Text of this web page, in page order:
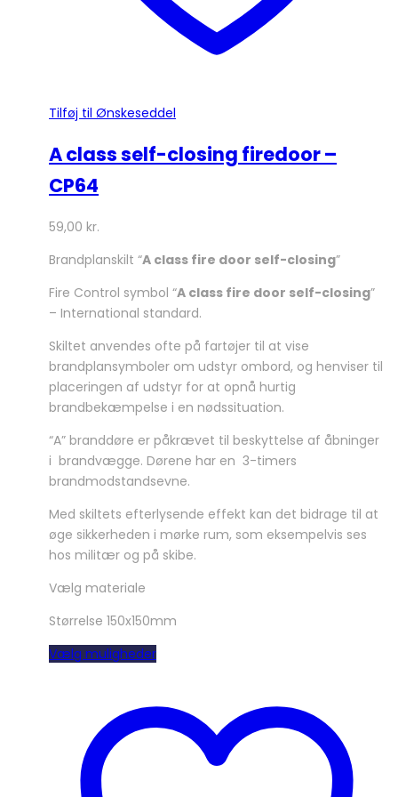
Tilføj til Ønskeseddel
A class self-closing firedoor –
CP64
59,00 kr.
Brandplanskilt “A class fire door self-closing”
Fire Control symbol “A class fire door self-closing”
– International standard.
Skiltet anvendes ofte på fartøjer til at vise
brandplansymboler om udstyr ombord, og henviser til
placeringen af udstyr for at opnå hurtig
brandbekæmpelse i en nødssituation.
“A” branddøre er påkrævet til beskyttelse af åbninger
i brandvægge. Dørene har en 3-timers
brandmodstandsevne.
Med skiltets efterlysende effekt kan det bidrage til at
øge sikkerheden i mørke rum, som eksempelvis ses
hos militær og på skibe.
Vælg materiale
Størrelse 150x150mm
Vælg mulighederDette
flere
varianter.
Mulighederne